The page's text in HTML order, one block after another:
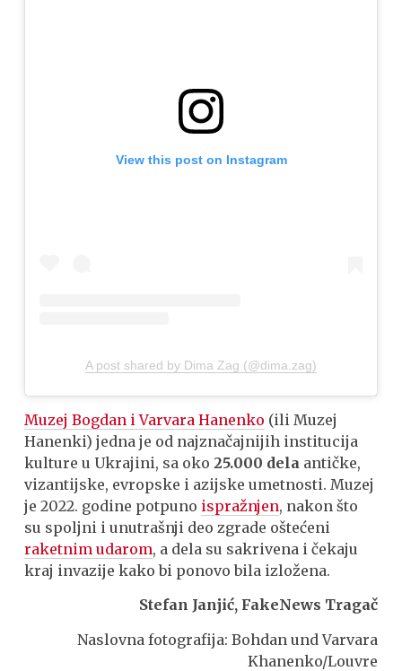
View this post on Instagram
A post shared by Dima Zag (@dima.zag)
Muzej Bogdan i Varvara Hanenko (ili Muzej
Hanenki) jedna je od najznačajnijih institucija
kulture u Ukrajini, sa oko25.000 dela antičke,
vizantijske, evropske i azijske umetnosti. Muzej
je 2022. godine potpuno ispražnjen, nakon što
su spoljni i unutrašnji deo zgrade oštećeni
raketnim udarom, a dela su sakrivena i čekaju
kraj invazije kako bi ponovo bila izložena.
Stefan Janjić, FakeNews Tragač
Naslovna fotografija: Bohdan und Varvara
Khanenko/Louvre